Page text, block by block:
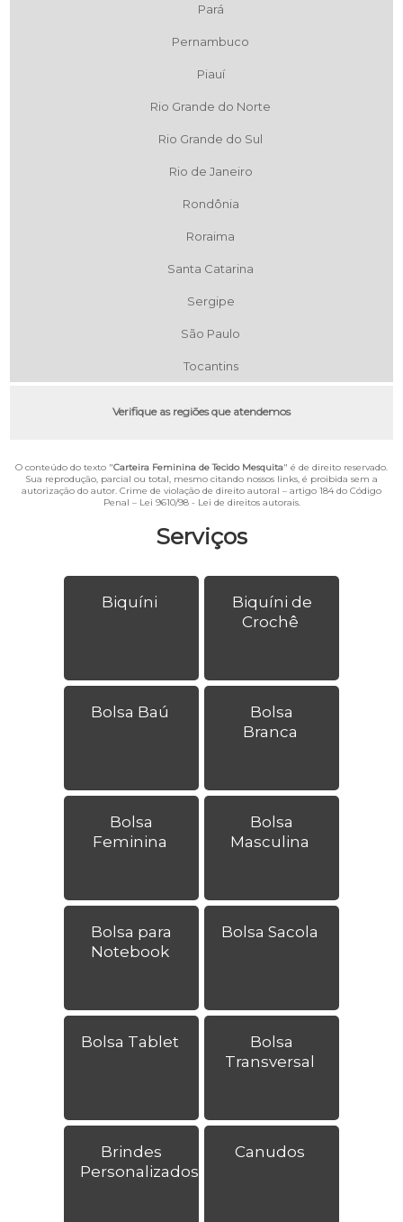
Serviços
Biquíni
Biquíni de
Crochê
Bolsa Baú
Bolsa
Branca
Bolsa
Feminina
Bolsa
Masculina
Bolsa para
Notebook
Bolsa Sacola
Bolsa Tablet
Bolsa
Transversal
Brindes
Personalizados
Canudos
Pará
Pernambuco
Piauí
Rio Grande do Norte
Rio Grande do Sul
Rio de Janeiro
Rondônia
Roraima
Santa Catarina
Sergipe
São Paulo
Tocantins
Verifique as regiões que atendemos
O conteúdo do texto "Carteira Feminina de Tecido Mesquita" é de direito reservado.
Sua reprodução, parcial ou total, mesmo citando nossos links, é proibida sem a
autorização do autor. Crime de violação de direito autoral – artigo 184 do Código
Penal – Lei 9610/98 - Lei de direitos autorais.